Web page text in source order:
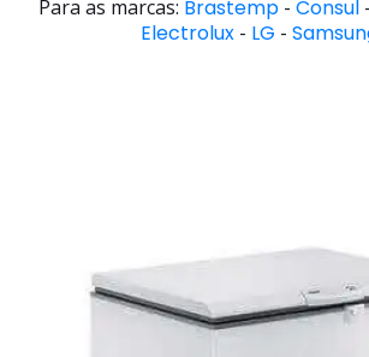
Para as marcas: Brastemp - Consul -
Electrolux- LG -